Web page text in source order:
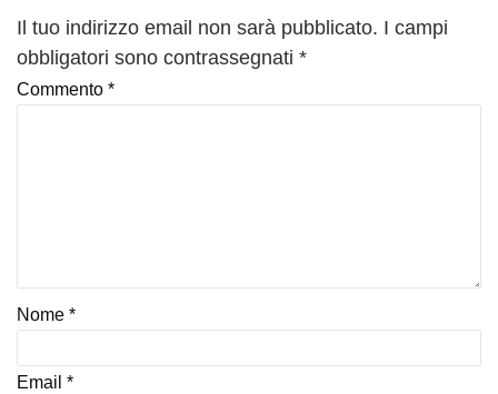
Il tuo indirizzo email non sarà pubblicato. I campi
obbligatori sono contrassegnati *
Commento *
Nome *
Email *